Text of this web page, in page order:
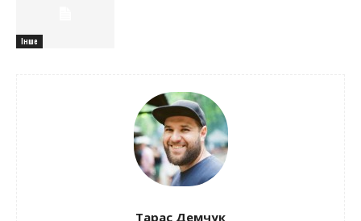
Інше
Тарас Демчук